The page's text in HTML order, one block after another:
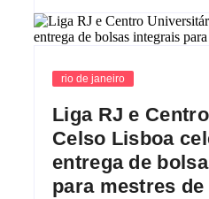
rio de janeiro
Liga RJ e
Celso Lisboa
entrega de
para mestres